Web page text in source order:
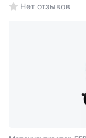
Нет отзывов